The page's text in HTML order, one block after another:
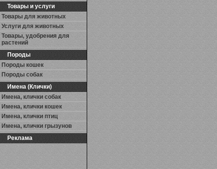
Товары и услуги
Товары для животных
Услуги для животных
Товары, удобрения для
растений
Породы
Породы кошек
Породы собак
Имена (Клички)
Имена, клички собак
Имена, клички кошек
Имена, клички птиц
Имена, клички грызунов
Реклама